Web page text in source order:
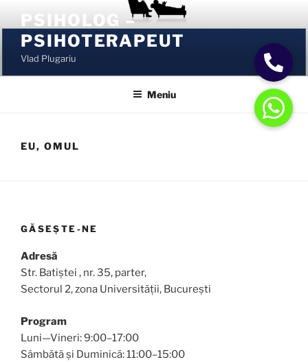
conținut
PSIHOLOG –
PSIHOTERAPEUT
Vlad Plugariu
Meniu
EU, OMUL
GĂSEȘTE-NE
Adresă
Str. Batiștei , nr. 35, parter,
Sectorul 2, zona Universității, București
Program
Luni—Vineri: 9:00–17:00
Sâmbătă și Duminică: 11:00–15:00